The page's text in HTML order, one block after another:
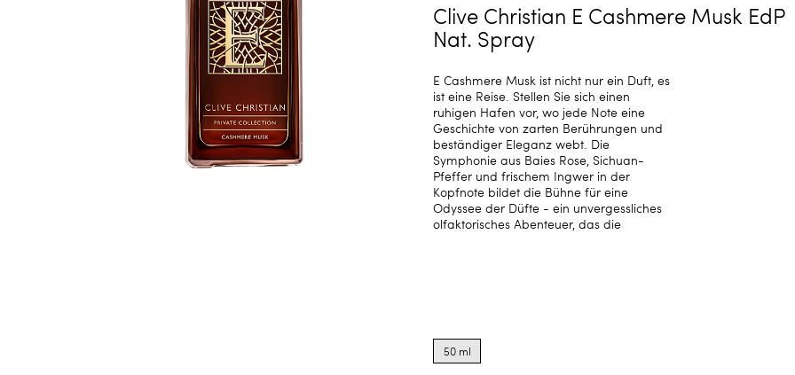
Clive Christian E Cashmere Musk EdP
Nat. Spray
E Cashmere Musk ist nicht nur ein Duft, es
ist eine Reise. Stellen Sie sich einen
ruhigen Hafen vor, wo jede Note eine
Geschichte von zarten Berührungen und
beständiger Eleganz webt. Die
Symphonie aus Baies Rose, Sichuan-
Pfeffer und frischem Ingwer in der
Kopfnote bildet die Bühne für eine
Odyssee der Düfte - ein unvergessliches
olfaktorisches Abenteuer, das die
options
for50 ml